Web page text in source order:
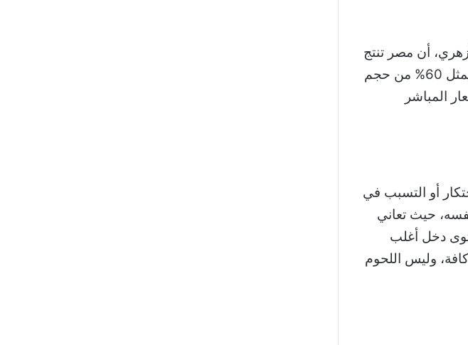
أن مصر تنتج
198 ألف طن فقط من اللحوم، بينما تستورد حوالي 441 ألف طن، وهو ما يمثل 60% من حجم
الأسعار المباشر
أو التسبب في
حيث تعاني
دخل أغلب
وليس اللحوم